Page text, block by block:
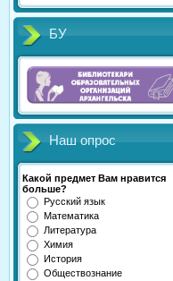
БУ
Наш опрос
Какой предмет Вам нравится
больше?
Русский язык
Математика
Литература
Химия
История
Обществознание